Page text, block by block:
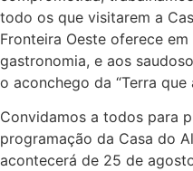
todo os que visitarem a
Fronteira Oeste oferece
gastronomia, e aos
o aconchego da “Terra que
Convidamos a todos para
programação da Casa do
acontecerá de 25 de